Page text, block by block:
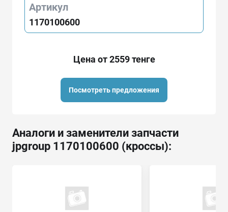
Артикул
1170100600
Цена от 2559 тенге
Посмотреть предложения
Аналоги и заменители запчасти
jpgroup 1170100600 (кроссы):